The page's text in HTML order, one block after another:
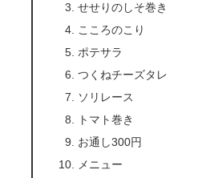
せせりのしそ巻き
こころのこり
ポテサラ
つくねチーズタレ
ソリレース
トマト巻き
お通し300円
メニュー